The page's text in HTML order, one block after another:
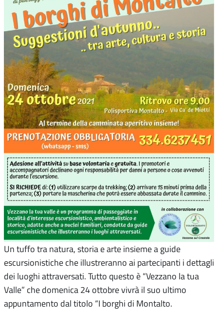
Un tuffo tra natura, storia e arte insieme a guide
escursionistiche che illustreranno ai partecipanti i dettagli
dei luoghi attraversati. Tutto questo è “Vezzano la tua
Valle” che domenica 24 ottobre vivrà il suo ultimo
appuntamento dal titolo “I borghi di Montalto.